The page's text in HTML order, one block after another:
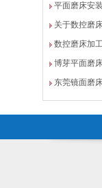
平面磨床安
关于数控磨
数控磨床加
博芽平面磨
东莞镜面磨
项